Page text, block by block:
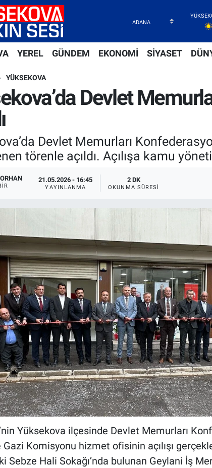
YEREL GÜNDEM EKONOMİ SİYASET
YÜKSEKOVA
Devlet
Devlet Memurları
törenle açıldı. Açılışa kamu
21.05.2026 - 16:45
YAYINLANMA
2 DK
OKUNMA SÜRESI
Yüksekova ilçesinde Devlet Memurları
Gazi Komisyonu hizmet ofisinin açılışı
Sebze Hali Sokağı’nda bulunan Geylani İş
Eczaneler
Haritası
ve Fikstür